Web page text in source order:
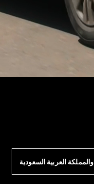
والمملكة العربية السعودية